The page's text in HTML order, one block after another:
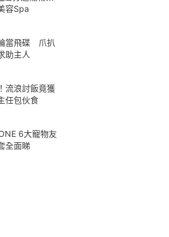
容Spa
當飛碟 爪扒
助主人
流浪討飯竟獲
任包伙食
6大寵物友
全面睇